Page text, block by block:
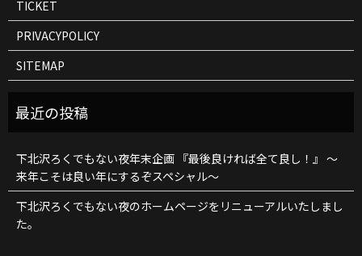
TICKET
PRIVACYPOLICY
SITEMAP
下北沢ろくでもない夜年末企画 『最後良ければ全て良し！』 ～
来年こそは良い年にするぞスペシャル～
下北沢ろくでもない夜のホームページをリニューアルいたしまし
た。